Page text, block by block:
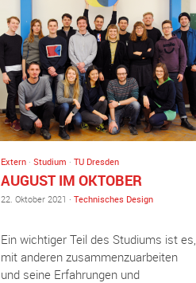
Extern· Studium · TU Dresden
AUGUST IM OKTOBER
22. Oktober 2021 · Technisches Design
Ein wichtiger Teil des Studiums ist es,
mit anderen zusammenzuarbeiten
und seine Erfahrungen und